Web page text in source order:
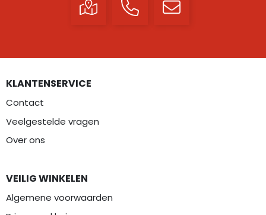
KLANTENSERVICE
Contact
Veelgestelde vragen
Over ons
VEILIG WINKELEN
Algemene voorwaarden